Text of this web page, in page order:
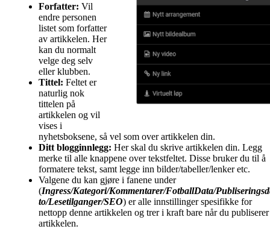
Forfatter: Vil
endre personen
listet som forfatter
av artikkelen. Her
kan du normalt
velge deg selv
eller klubben.
Tittel: Feltet er
naturlig nok
tittelen på
artikkelen og vil
vises i
nyhetsboksene, så vel som over artikkelen din.
Ditt blogginnlegg: Her skal du skrive artikkelen din. Legg
merke til alle knappene over tekstfeltet. Disse bruker du til å
formatere tekst, samt legge inn bilder/tabeller/lenker etc.
Valgene du kan gjøre i fanene under
(Ingress/Kategori/Kommentarer/FotballData/
to/Lesetilganger/SEO) er alle innstillinger spesifikke for
nettopp denne artikkelen og trer i kraft bare når du publiserer
artikkelen.